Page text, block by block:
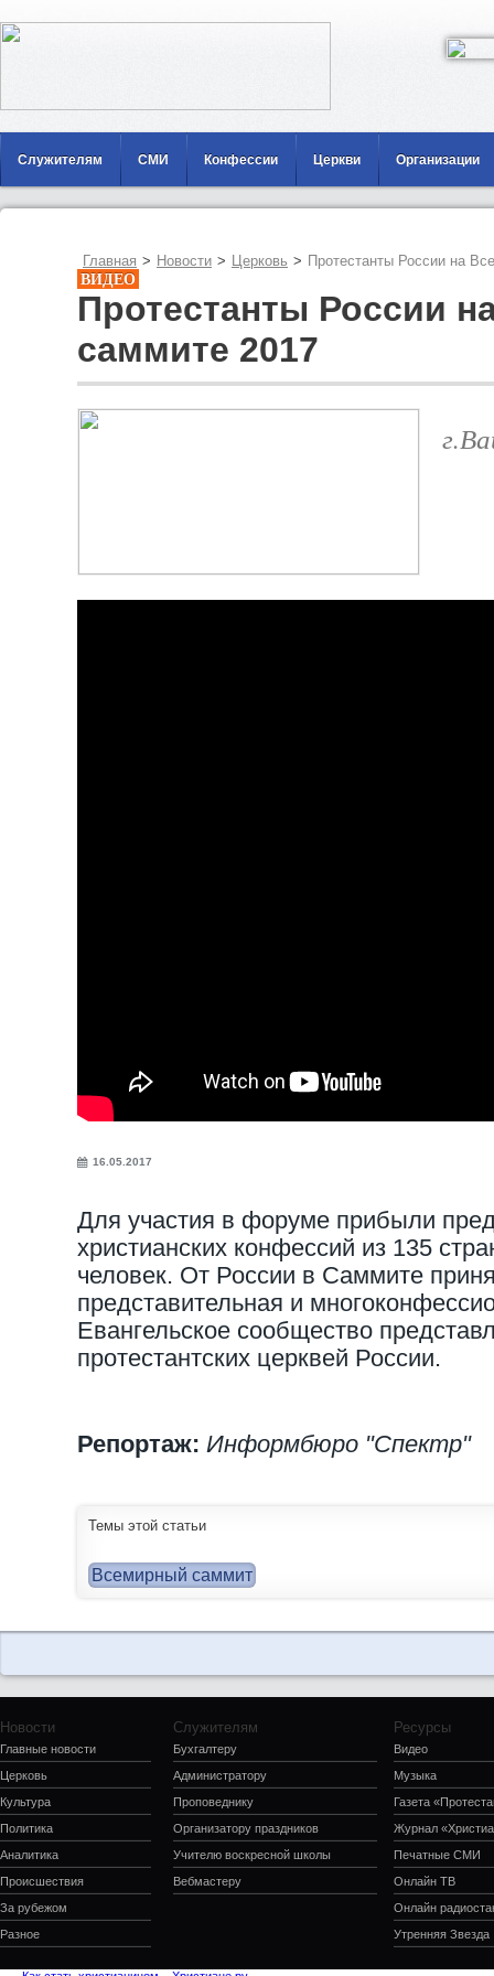
Служителям СМИ Конфессии Церкви Организации
Главная > Новости > Церковь > Протестанты России на
ВИДЕО
Протестанты России
саммите 2017
16.05.2017
Для участия в форуме прибыли
христианских конфессий из 135
человек. От России в Саммите
представительная и
Евангельское сообщество
протестантских церквей России.
Репортаж: Информбюро "Спектр"
Темы этой статьи
Всемирный саммит
Новости
Главные новости
Церковь
Культура
Политика
Аналитика
Происшествия
За рубежом
Разное
Служителям
Бухгалтеру
Администратору
Проповеднику
Организатору праздников
Учителю воскресной школы
Вебмастеру
Ресурсы
Видео
Музыка
Газета
Журнал
Печатные СМИ
Онлайн ТВ
Онлайн
Утренняя Звезда